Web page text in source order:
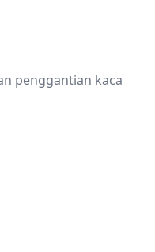
penggantian kaca
Business Profile